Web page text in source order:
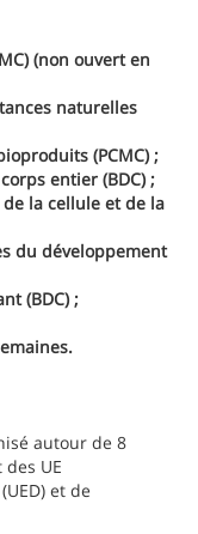
(non ouvert en
naturelles
(PCMC) ;
entier (BDC) ;
la cellule et de la
du développement
(BDC) ;
autour de 8
UE
et de